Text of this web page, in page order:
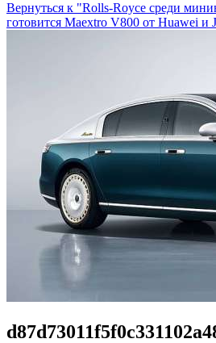
Вернуться к "Rolls-Royce среди
готовится Maextro V800 от Huawei и